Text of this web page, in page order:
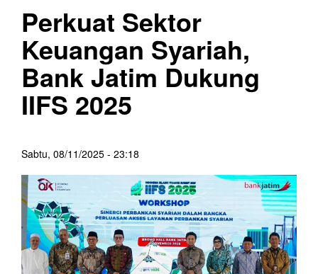
Perkuat Sektor
Keuangan Syariah,
Bank Jatim Dukung
IIFS 2025
Sabtu, 08/11/2025 - 23:18